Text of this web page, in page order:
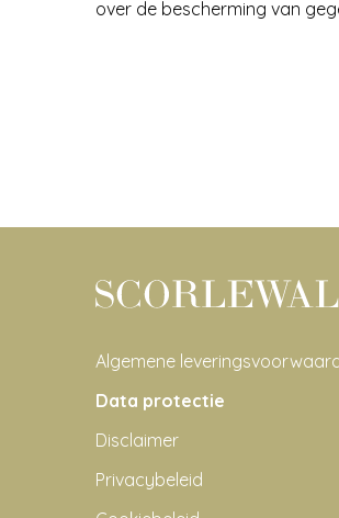
over de bescherming van
Algemene
Data protectie
Disclaimer
Privacybeleid